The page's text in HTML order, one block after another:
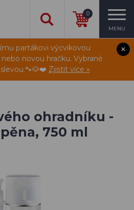
0
MENU
parťákovi výcvikovou
novou hračku. Vybrané
Zjistit více »
ohradníku -
750 ml